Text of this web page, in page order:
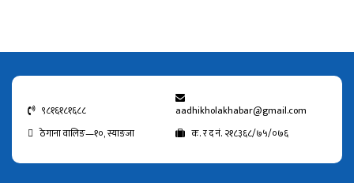
९८१६१८१६८८
aadhikholakhabar@gmail.com
ठेगाना वालिङ—१०, स्याङजा
क. र द नं. २१८३६८/७५/०७६